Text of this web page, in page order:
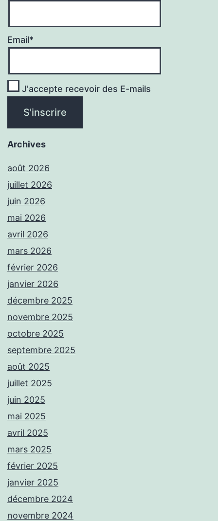
Email*
J'accepte recevoir des E-mails
Archives
août 2026
juillet 2026
juin 2026
mai 2026
avril 2026
mars 2026
février 2026
janvier 2026
décembre 2025
novembre 2025
octobre 2025
septembre 2025
août 2025
juillet 2025
juin 2025
mai 2025
avril 2025
mars 2025
février 2025
janvier 2025
décembre 2024
novembre 2024